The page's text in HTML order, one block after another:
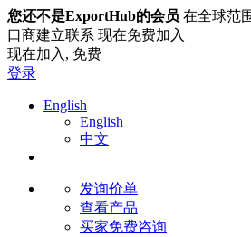
您还不是ExportHub的会员 在全球范
口商建立联系 现在免费加入
现在加入, 免费
登录
English
English
中文
发询价单
查看产品
买家免费咨询